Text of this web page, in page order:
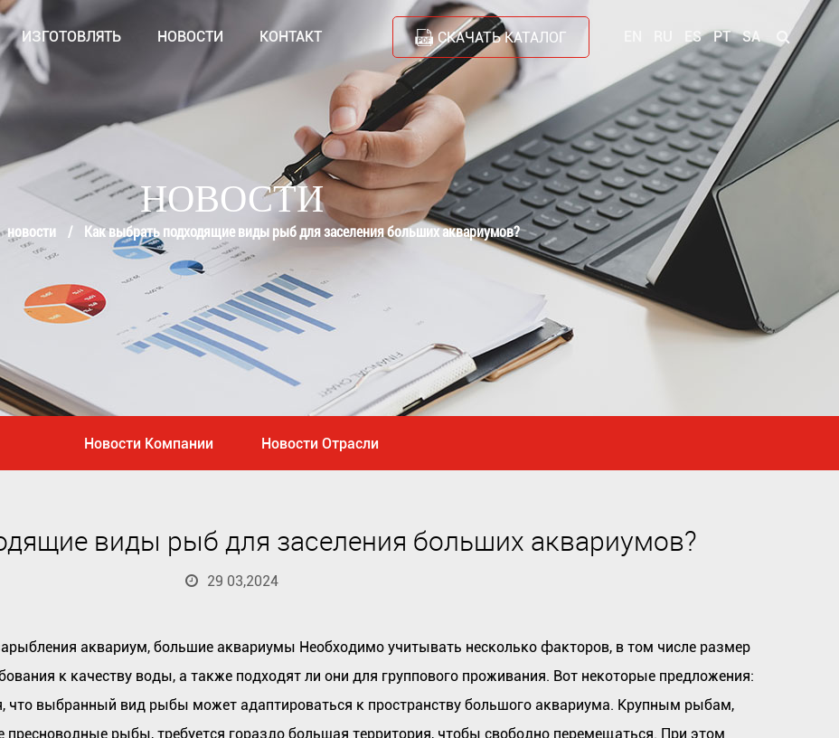
ИЗГОТОВЛЯТЬ НОВОСТИ КОНТАКТ СКАЧАТЬ КАТАЛОГ ES PT SA
НОВОСТИ
новости / Как выбрать подходящие виды рыб для заселения больших аквариумов?
Новости Компании Новости Отрасли
виды рыб для заселения больших аквариумов?
29 03,2024
аквариум, большие аквариумы Необходимо учитывать несколько факторов, в том числе размер
к качеству воды, а также подходят ли они для группового проживания. Вот некоторые предложения:
выбранный вид рыбы может адаптироваться к пространству большого аквариума. Крупным рыбам,
пресноводные рыбы, требуется гораздо большая территория, чтобы свободно перемещаться. При этом